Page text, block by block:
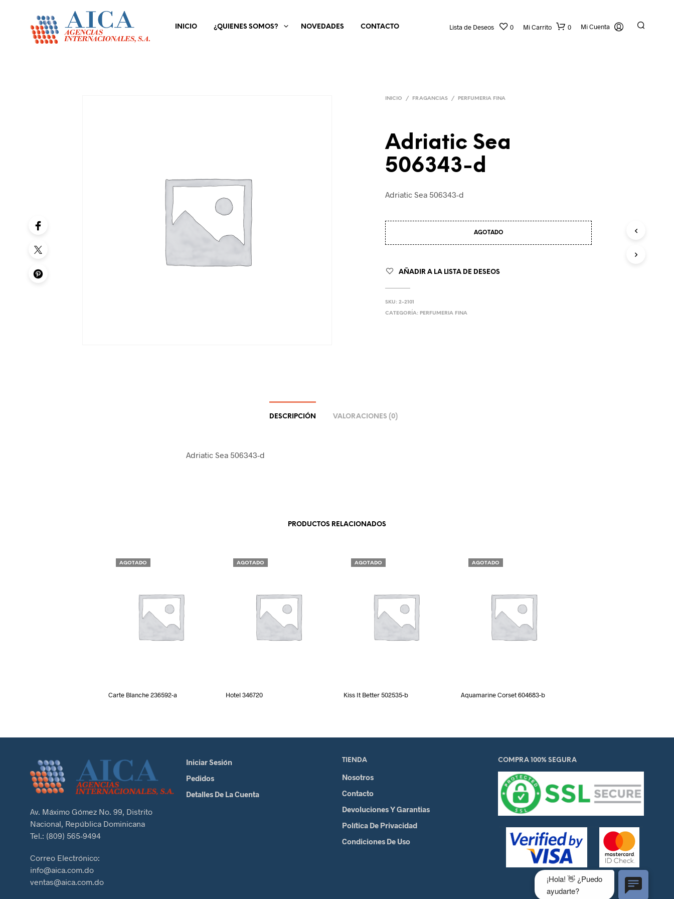
Lista de Deseos 0 Mi Carrito 0 Mi Cuenta
INICIO ¿QUIENES SOMOS? NOVEDADES CONTACTO
INICIO / FRAGANCIAS / PERFUMERIA FINA
Adriatic Sea
506343-d
Adriatic Sea 506343-d
AGOTADO
AÑADIR A LA LISTA DE DESEOS
SKU:2-2101
CATEGORÍA: PERFUMERIA FINA
DESCRIPCIÓN VALORACIONES (0)
Adriatic Sea 506343-d
PRODUCTOS RELACIONADOS
AGOTADO
Carte Blanche 236592-a
AGOTADO
Hotel 346720
AGOTADO
Kiss It Better 502535-b
AGOTADO
Aquamarine Corset 604683-b
Av. Máximo Gómez No. 99, Distrito
Nacional, República Dominicana
Tel.: (809) 565-9494
Correo Electrónico:
info@aica.com.do
ventas@aica.com.do
Iniciar Sesión
Pedidos
Detalles De La Cuenta
TIENDA
Nosotros
Contacto
Devoluciones Y Garantias
Política De Privacidad
Condiciones De Uso
COMPRA 100% SEGURA